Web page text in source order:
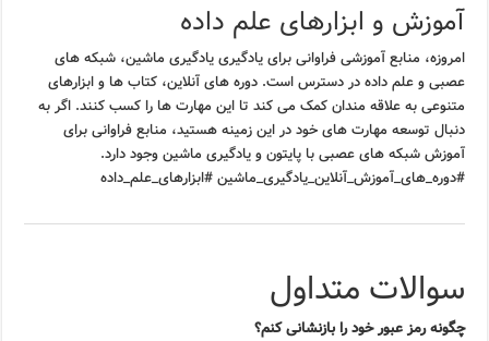
آموزش و ابزارهای علم داده
امروزه، منابع آموزشی فراوانی برای یادگیری یادگیری ماشین، شبکه های
عصبی و علم داده در دسترس است. دوره های آنلاین، کتاب ها و ابزارهای
متنوعی به علاقه مندان کمک می کند تا این مهارت ها را کسب کنند. اگر به
دنبال توسعه مهارت های خود در این زمینه هستید، منابع فراوانی برای
آموزش شبکه های عصبی با پایتون و یادگیری ماشین وجود دارد.
#دوره_های_آموزش_آنلاین_یادگیری_ماشین #ابزارهای_علم_داده
سوالات متداول
چگونه رمز عبور خود را بازنشانی کنم؟